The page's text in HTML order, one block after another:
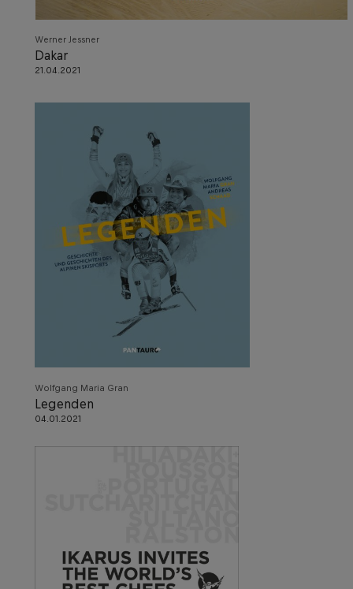
Werner Jessner
Dakar
21.04.2021
Wolfgang Maria Gran
Legenden
04.01.2021